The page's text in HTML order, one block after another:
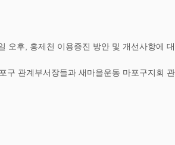
오후, 홍제천 이용증진 방안 및 개선사항에
구 관계부서장들과 새마을운동 마포구지회